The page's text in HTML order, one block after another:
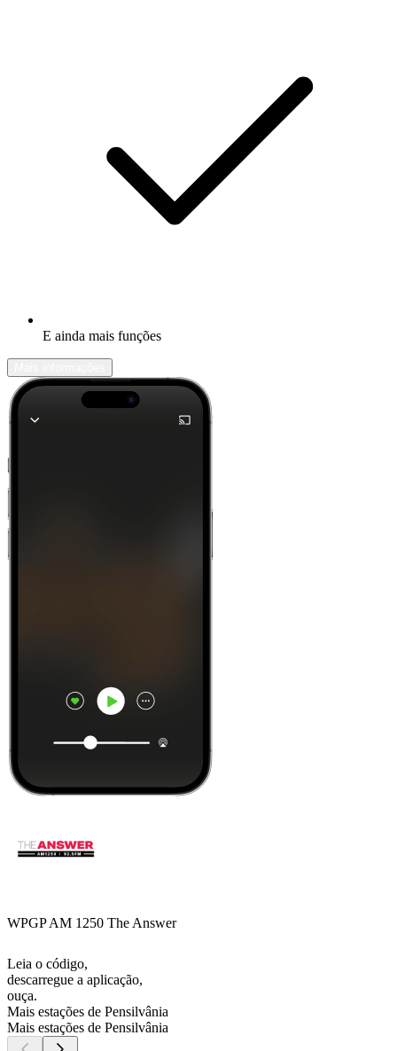
E ainda mais funções
WPGP AM 1250 The Answer
Leia o código,
descarregue a aplicação,
ouça.
Mais estações de Pensilvânia
Mais estações de Pensilvânia